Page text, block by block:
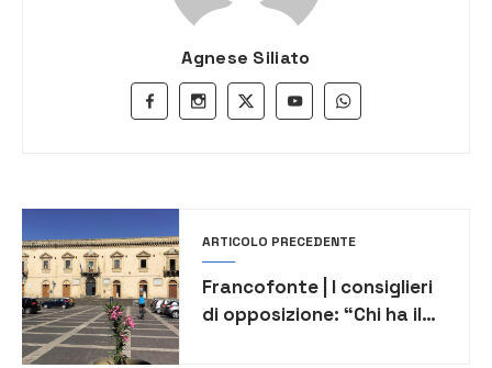
Agnese Siliato
ARTICOLO PRECEDENTE
Francofonte | I consiglieri
di opposizione: “Chi ha il